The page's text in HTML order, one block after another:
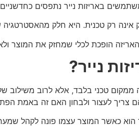
באריזות נייר נתפסים
אינה רק טכנית. היא חלק
הופכת לכלי שמחזק את המוצר
נייר?
טכני בלבד, אלא לרוב משילוב של
צריך לעצור ולבחון האם זה באמת
כאשר המוצר עצמו פונה לקהל